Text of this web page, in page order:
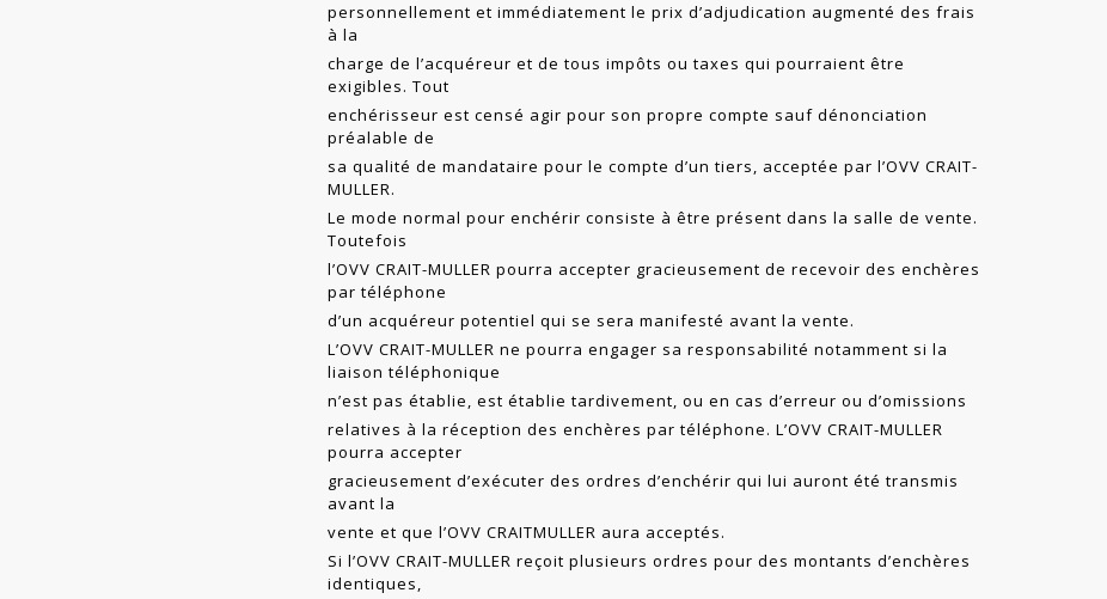
personnellement et immédiatement le prix d’adjudication augmenté des frais
à la
charge de l’acquéreur et de tous impôts ou taxes qui pourraient être
exigibles. Tout
enchérisseur est censé agir pour son propre compte sauf dénonciation
préalable de
sa qualité de mandataire pour le compte d’un tiers, acceptée par l’OVV CRAIT-
MULLER.
Le mode normal pour enchérir consiste à être présent dans la salle de vente.
Toutefois
l’OVV CRAIT-MULLER pourra accepter gracieusement de recevoir des enchères
par téléphone
d’un acquéreur potentiel qui se sera manifesté avant la vente.
L’OVV CRAIT-MULLER ne pourra engager sa responsabilité notamment si la
liaison téléphonique
n’est pas établie, est établie tardivement, ou en cas d’erreur ou d’omissions
relatives à la réception des enchères par téléphone. L’OVV CRAIT-MULLER
pourra accepter
gracieusement d’exécuter des ordres d’enchérir qui lui auront été transmis
avant la
vente et que l’OVV CRAITMULLER aura acceptés.
Si l’OVV CRAIT-MULLER reçoit plusieurs ordres pour des montants d’enchères
identiques,